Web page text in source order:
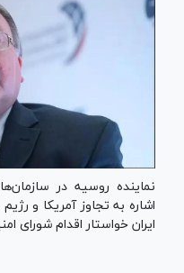
نماینده روسیه در
اشاره به تجاوز آمریکا و
ایران خواستار اقدام شورای